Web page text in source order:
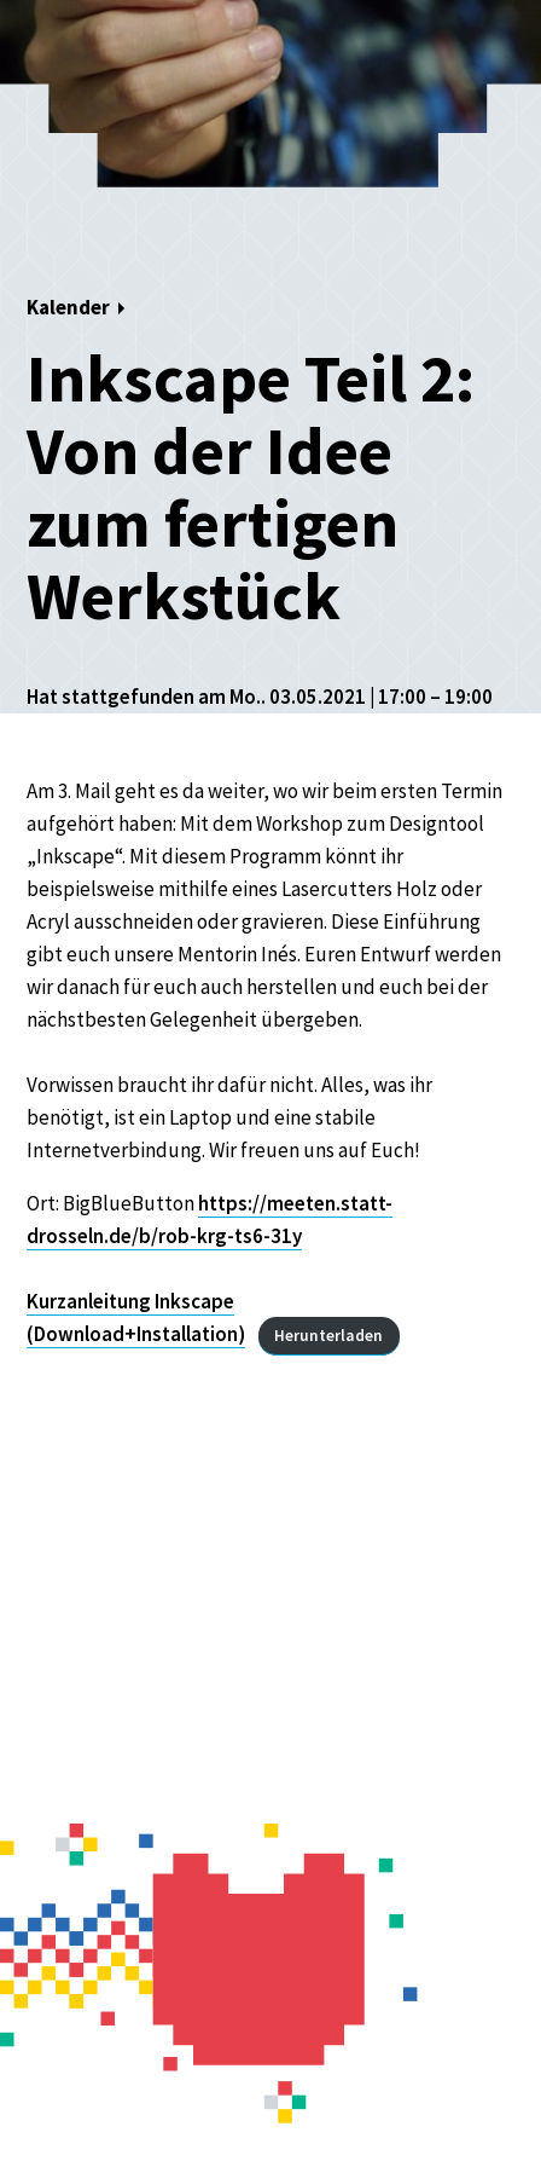
Kalender
Inkscape Teil 2:
Von der Idee
zum fertigen
Werkstück
Hat stattgefunden am Mo.. 03.05.2021 | 17:00 – 19:00
Am 3. Mail geht es da weiter, wo wir beim ersten Termin
aufgehört haben: Mit dem Workshop zum Designtool
„Inkscape“. Mit diesem Programm könnt ihr
beispielsweise mithilfe eines Lasercutters Holz oder
Acryl ausschneiden oder gravieren. Diese Einführung
gibt euch unsere Mentorin Inés. Euren Entwurf werden
wir danach für euch auch herstellen und euch bei der
nächstbesten Gelegenheit übergeben.
Vorwissen braucht ihr dafür nicht. Alles, was ihr
benötigt, ist ein Laptop und eine stabile
Internetverbindung. Wir freuen uns auf Euch!
Ort: BigBlueButtonhttps://meeten.statt-
drosseln.de/b/rob-krg-ts6-31y
Kurzanleitung Inkscape
(Download+Installation)
Herunterladen